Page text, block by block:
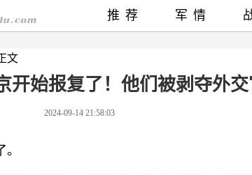
文
开始报复了！他们被剥夺外
2024-09-14 21:58:03
推荐 军情